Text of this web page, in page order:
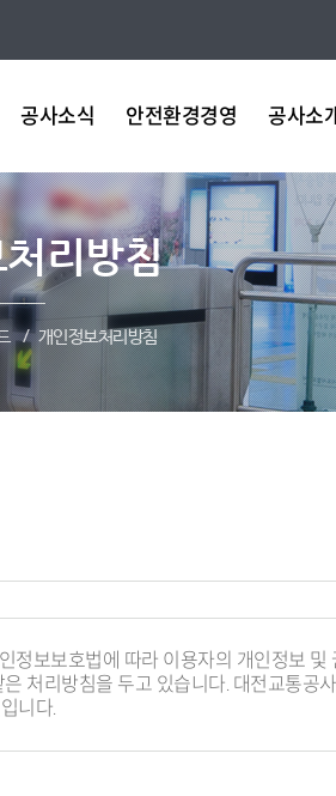
공사소식 안전환경경영 공사소
리방침
개인정보처리방침
보보호법에 따라 이용자의 개인정보 및
처리방침을 두고 있습니다. 대전교통공
니다.